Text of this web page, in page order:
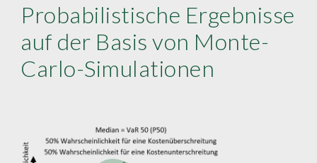
Probabilistische Ergebnisse
auf der Basis von Monte-
Carlo-Simulationen